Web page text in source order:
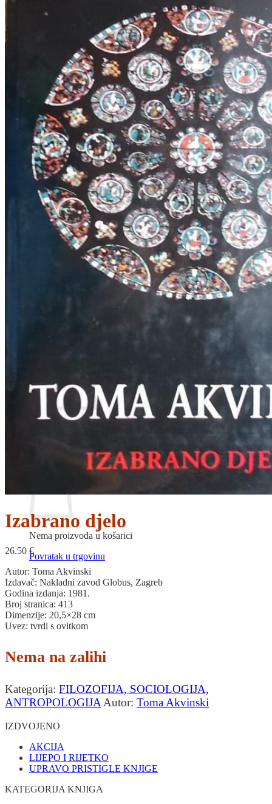
FILOZOFIJA, SOCIOLOGIJA, ANTROPOLOGIJA
FOTOGRAFIJA
GLAZBENA UMJETNOST
KAZALIŠTE, FILM
OD KNJIŽEVNOST
DO RELIGIJA
KNJIŽEVNOST
LIKOVNA UMJETNOST
LJEKOVITO BILJE I ZDRAVLJE
MITOLOGIJA
POVIJEST I PUBLICISTIKA
PRIRODNE ZNANOSTI
PSIHOLOGIJA, POPULARNA PSIHOLOGIJA,
ALTERNATIVA
RAZNO
RELIGIJA
OD RJEČNIKA
DO ZEMLJOVIDA
RJEČNICI, GRAMATIKE, PRAVOPISI…
ŠAH
SPORT
STRIPOVI
TEHNIČKE ZNANOSTI
TEORIJA I POVIJEST KNJIŽEVNOSTI
VEDUTE
ZAGREB
ZEMLJOVIDI
Nema proizvoda u košarici
Povratak u trgovinu
Izabrano djelo
26.50 €
Autor: Toma Akvinski
Izdavač: Nakladni zavod Globus, Zagreb
Godina izdanja: 1981.
Broj stranica: 413
Dimenzije: 20,5×28 cm
Uvez: tvrdi s ovitkom
Nema na zalihi
Kategorija: FILOZOFIJA, SOCIOLOGIJA,
ANTROPOLOGIJA Autor: Toma Akvinski
IZDVOJENO
AKCIJA
LIJEPO I RIJETKO
UPRAVO PRISTIGLE KNJIGE
KATEGORIJA KNJIGA